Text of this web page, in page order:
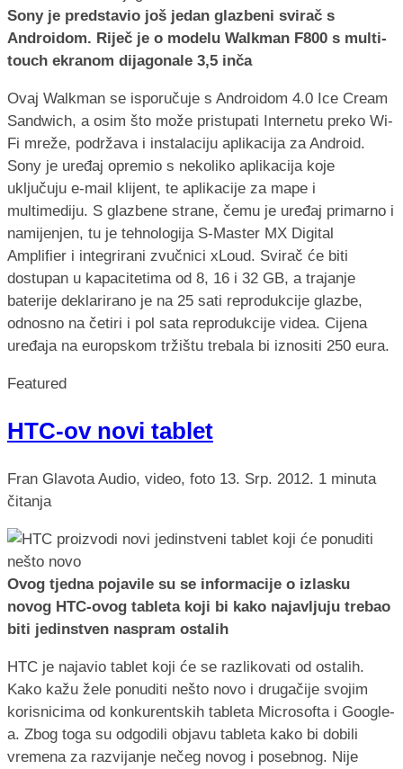
Sony je predstavio još jedan glazbeni svirač s
Androidom. Riječ je o modelu Walkman F800 s multi-
touch ekranom dijagonale 3,5 inča
Ovaj Walkman se isporučuje s Androidom 4.0 Ice Cream
Sandwich, a osim što može pristupati Internetu preko Wi-
Fi mreže, podržava i instalaciju aplikacija za Android.
Sony je uređaj opremio s nekoliko aplikacija koje
uključuju e-mail klijent, te aplikacije za mape i
multimediju. S glazbene strane, čemu je uređaj primarno i
namijenjen, tu je tehnologija S-Master MX Digital
Amplifier i integrirani zvučnici xLoud. Svirač će biti
dostupan u kapacitetima od 8, 16 i 32 GB, a trajanje
baterije deklarirano je na 25 sati reprodukcije glazbe,
odnosno na četiri i pol sata reprodukcije videa. Cijena
uređaja na europskom tržištu trebala bi iznositi 250 eura.
Featured
HTC-ov novi tablet
Fran Glavota Audio, video, foto 13. Srp. 2012. 1 minuta
čitanja
Ovog tjedna pojavile su se informacije o izlasku
novog HTC-ovog tableta koji bi kako najavljuju trebao
biti jedinstven naspram ostalih
HTC je najavio tablet koji će se razlikovati od ostalih.
Kako kažu žele ponuditi nešto novo i drugačije svojim
korisnicima od konkurentskih tableta Microsofta i Google-
a. Zbog toga su odgodili objavu tableta kako bi dobili
vremena za razvijanje nečeg novog i posebnog. Nije